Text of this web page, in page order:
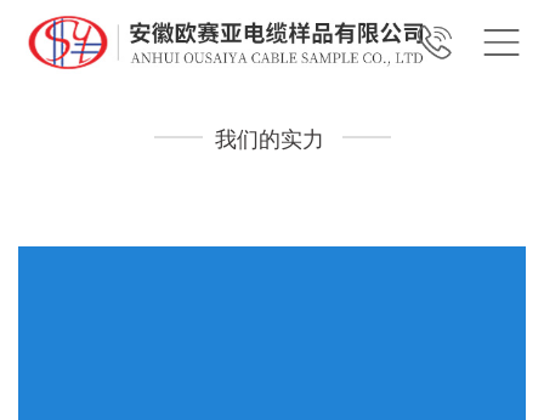
我们的实力